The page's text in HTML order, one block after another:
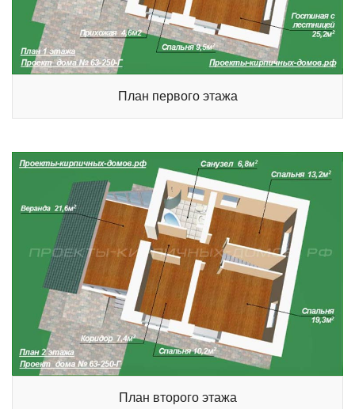
План первого этажа
План второго этажа
Сейчас Статистика
Схема
Спутник
Гибрид
Панорамы